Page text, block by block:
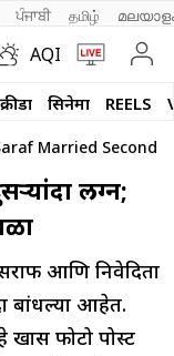
ਪੰਜਾਬੀ தமிழ்
AQI
क्रीडा सिनेमा REELS
Married Second
लग्न;
आणि निवेदिता
बांधल्या आहेत.
खास फोटो पोस्ट